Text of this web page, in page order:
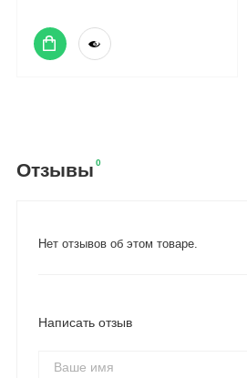
Отзывы 0
Нет отзывов об этом товаре.
Написать отзыв